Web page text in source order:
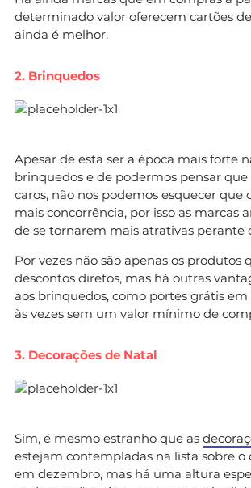
determinado valor oferecem cartões
ainda é melhor.
2. Brinquedos
Apesar de esta ser a época mais forte
brinquedos e de podermos pensar
caros, não nos podemos esquecer que
mais concorrência, por isso as marcas
de se tornarem mais atrativas perante
Por vezes não são apenas os produtos
descontos diretos, mas há outras
aos brinquedos, como portes grátis
às vezes sem um valor mínimo de
3. Decorações de Natal
Sim, é mesmo estranho que as
estejam contempladas na lista sobre o
em dezembro, mas há uma altura